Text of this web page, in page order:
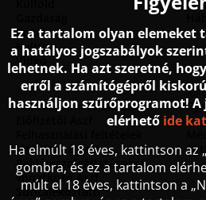
Ez a tartalom olyan elemeket
a hatályos jogszabályok
lehetnek. Ha azt szeretné,
erről a számítógépről
használjon szűrőprogramot!
elérhető ide
Ha elmúlt 18 éves, kattintson az
gombra, és ez a tartalom
múlt el 18 éves, kattintson a
Sport
Kultúra
Videó
JOG
Adatvédelmi tájékoztató
Játékszabályzat
Reklámszolgáltatásokra
vonatkozó Ászf
Sütitájékoztató